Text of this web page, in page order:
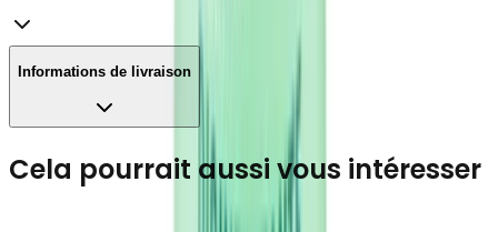
Informations de livraison
Cela pourrait aussi vous intéresser